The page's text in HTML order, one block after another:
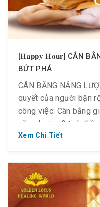
[𝐇𝐚𝐩𝐩𝐲 𝐇𝐨𝐮𝐫] CÂN
BỨT PHÁ
CÂN BẰNG NĂNG
quyết của người bận
công việc: Cân bằng
năng lượng & tinh
cực và cơ thể khỏe
Xem Chi Tiết